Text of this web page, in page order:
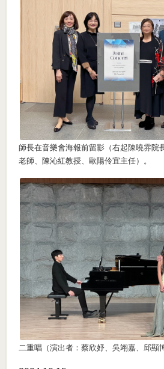
師長在音樂會海報前留影（右起陳曉雰院
老師、陳沁紅教授、歐陽伶宜主任）。
二重唱（演出者：蔡欣妤、吳翊嘉、邱顯